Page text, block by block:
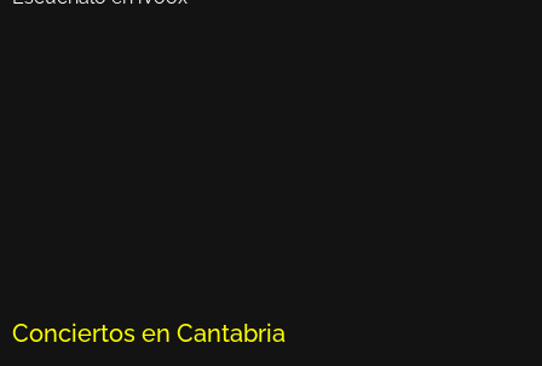
Conciertos en Cantabria